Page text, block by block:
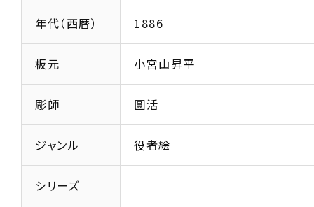
年代（西暦） 1886
板元 小宮山昇平
彫師 圓活
ジャンル 役者絵
シリーズ